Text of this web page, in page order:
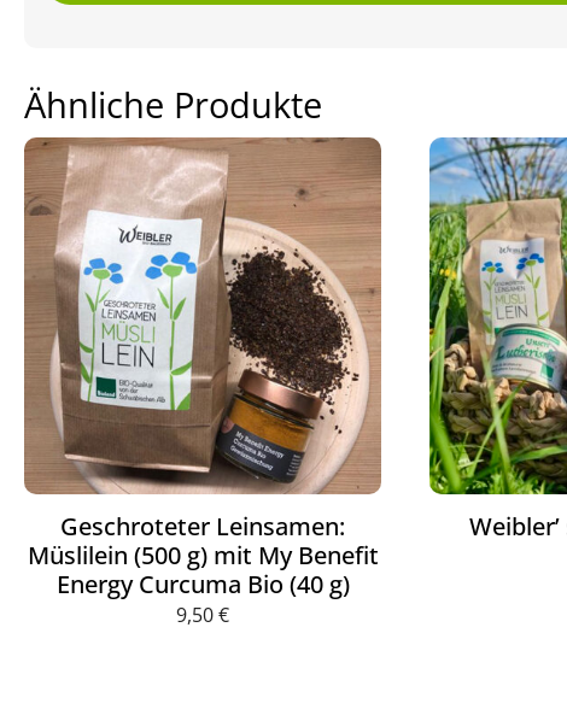
Ähnliche Produkte
Geschroteter Leinsamen:
Müslilein (500 g) mit My Benefit
Energy Curcuma Bio (40 g)
9,50€